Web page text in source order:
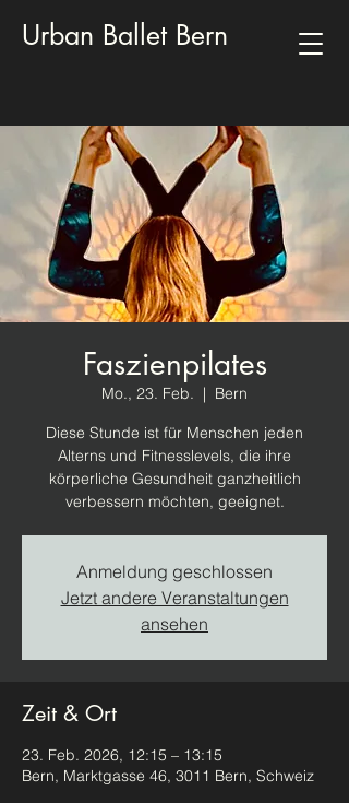
Urban Ballet Bern
Faszienpilates
Mo., 23. Feb.
  |
Bern
Diese Stunde ist für Menschen jeden
Alterns und Fitnesslevels, die ihre
körperliche Gesundheit ganzheitlich
verbessern möchten, geeignet.
Anmeldung geschlossen
Jetzt andere Veranstaltungen
ansehen
Zeit & Ort
23. Feb. 2026, 12:15 – 13:15
Bern, Marktgasse 46, 3011 Bern, Schweiz